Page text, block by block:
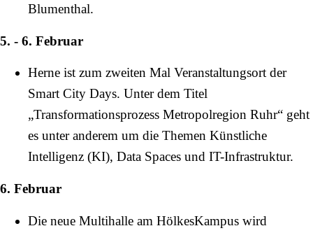
Blumenthal.
5. - 6. Februar
Herne ist zum zweiten Mal Veranstaltungsort der
Smart City Days. Unter dem Titel
„Transformationsprozess Metropolregion Ruhr“ geht
es unter anderem um die Themen Künstliche
Intelligenz (KI), Data Spaces und IT-Infrastruktur.
6. Februar
Die neue Multihalle am HölkesKampus wird